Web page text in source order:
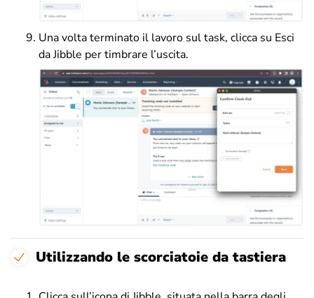
Una volta terminato il lavoro sul task, clicca su Esci
da Jibble per timbrare l’uscita.
Utilizzando le scorciatoie da tastiera